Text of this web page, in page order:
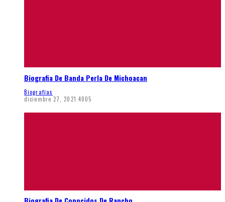
Biografia De Banda Perla De Michoacan
Biografias
diciembre 27, 2021 4005